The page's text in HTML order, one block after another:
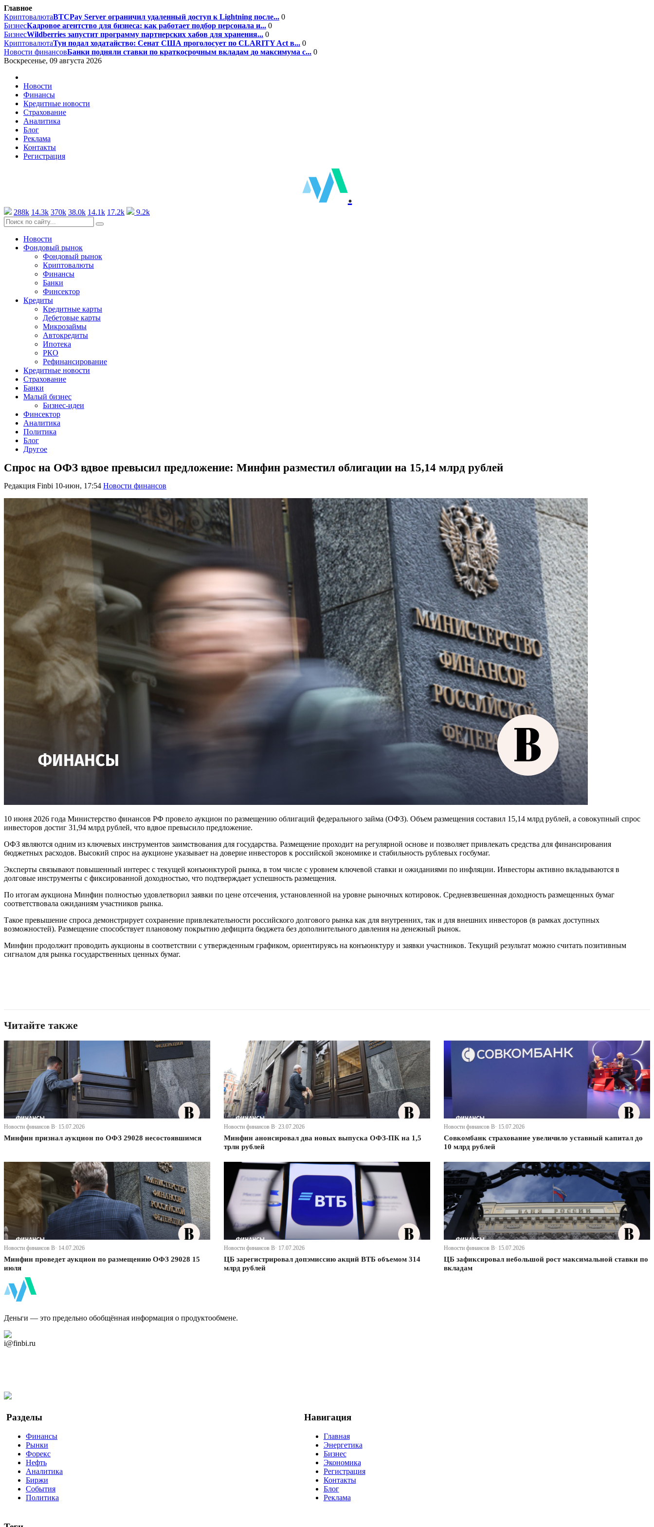
Главное
КриптовалютаBTCPay Server ограничил удаленный доступ к Lightning после... 0
БизнесКадровое агентство для бизнеса: как работает подбор персонала и... 0
БизнесWildberries запустит программу партнерских хабов для хранения... 0
КриптовалютаТун подал ходатайство: Сенат США проголосует по CLARITY Act в... 0
Новости финансовБанки подняли ставки по краткосрочным вкладам до максимума с... 0
Воскресенье, 09 августа 2026
Новости
Финансы
Кредитные новости
Страхование
Аналитика
Блог
Реклама
Контакты
Регистрация
.
288k 14.3k 370k 38.0k 14.1k 17.2k 9.2k
Новости
Фондовый рынок
Фондовый рынок
Криптовалюты
Финансы
Банки
Финсектор
Кредиты
Кредитные карты
Дебетовые карты
Микрозаймы
Автокредиты
Ипотека
РКО
Рефинансирование
Кредитные новости
Страхование
Банки
Малый бизнес
Бизнес-идеи
Финсектор
Аналитика
Политика
Блог
Другое
Спрос на ОФЗ вдвое превысил предложение: Минфин разместил облигации на 15,14 млрд рублей
Редакция Finbi 10-июн, 17:54 Новости финансов
10 июня 2026 года Министерство финансов РФ провело аукцион по размещению облигаций федерального займа (ОФЗ). Объем размещения составил 15,14 млрд рублей, а совокупный спрос
инвесторов достиг 31,94 млрд рублей, что вдвое превысило предложение.
ОФЗ являются одним из ключевых инструментов заимствования для государства. Размещение проходит на регулярной основе и позволяет привлекать средства для финансирования
бюджетных расходов. Высокий спрос на аукционе указывает на доверие инвесторов к российской экономике и стабильность рублевых госбумаг.
Эксперты связывают повышенный интерес с текущей конъюнктурой рынка, в том числе с уровнем ключевой ставки и ожиданиями по инфляции. Инвесторы активно вкладываются в
долговые инструменты с фиксированной доходностью, что подтверждает успешность размещения.
По итогам аукциона Минфин полностью удовлетворил заявки по цене отсечения, установленной на уровне рыночных котировок. Средневзвешенная доходность размещенных бумаг
соответствовала ожиданиям участников рынка.
Такое превышение спроса демонстрирует сохранение привлекательности российского долгового рынка как для внутренних, так и для внешних инвесторов (в рамках доступных
возможностей). Размещение способствует плановому покрытию дефицита бюджета без дополнительного давления на денежный рынок.
Минфин продолжит проводить аукционы в соответствии с утвержденным графиком, ориентируясь на конъюнктуру и заявки участников. Текущий результат можно считать позитивным
сигналом для рынка государственных ценных бумаг.
Читайте также
Новости финансов В· 15.07.2026
Минфин признал аукцион по ОФЗ 29028 несостоявшимся
Новости финансов В· 23.07.2026
Минфин анонсировал два новых выпуска ОФЗ-ПК на 1,5
трлн рублей
Новости финансов В· 15.07.2026
Совкомбанк страхование увеличило уставный капитал до
10 млрд рублей
Новости финансов В· 14.07.2026
Минфин проведет аукцион по размещению ОФЗ 29028 15
июля
Новости финансов В· 17.07.2026
ЦБ зарегистрировал допэмиссию акций ВТБ объемом 314
млрд рублей
Новости финансов В· 15.07.2026
ЦБ зафиксировал небольшой рост максимальной ставки по
вкладам
Деньги — это предельно обобщённая информация о продуктообмене.
i@finbi.ru
Разделы
Финансы
Рынки
Форекс
Нефть
Аналитика
Биржи
События
Политика
Навигация
Главная
Энергетика
Бизнес
Экономика
Регистрация
Контакты
Блог
Реклама